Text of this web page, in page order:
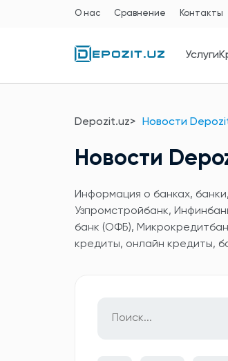
О нас Сравнение Контакты
Услуги
Depozit.uz Новости
Новости
Информация о банках,
Узпромстройбанк,
банк (ОФБ),
кредиты, онлайн кредиты,